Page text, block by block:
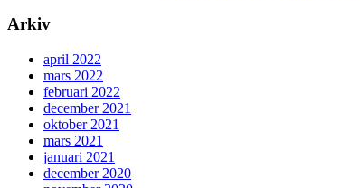
Arkiv
april 2022
mars 2022
februari 2022
december 2021
oktober 2021
mars 2021
januari 2021
december 2020